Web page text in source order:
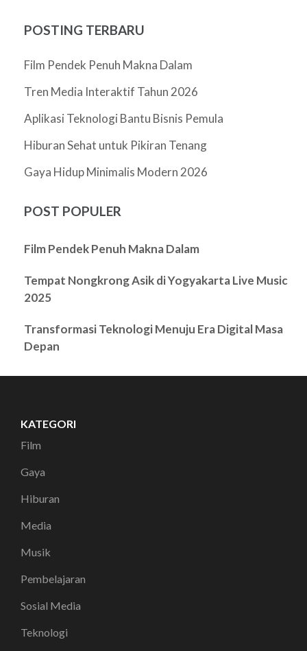
POSTING TERBARU
Film Pendek Penuh Makna Dalam
Tren Media Interaktif Tahun 2026
Aplikasi Teknologi Bantu Bisnis Pemula
Hiburan Sehat untuk Pikiran Tenang
Gaya Hidup Minimalis Modern 2026
POST POPULER
Film Pendek Penuh Makna Dalam
Tempat Nongkrong Asik di Yogyakarta Live Music
2025
Transformasi Teknologi Menuju Era Digital Masa
Depan
KATEGORI
Film
Gaya
Hiburan
Media
Musik
Pembelajaran
Sosial Media
Teknologi